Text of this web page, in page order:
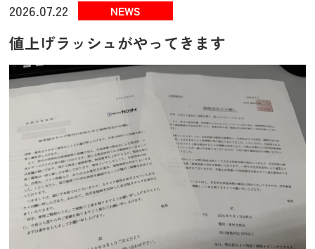
2026.07.22 NEWS
値上げラッシュがやってきます